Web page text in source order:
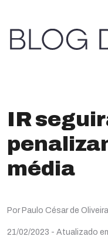
IR
média
Por Paulo César de Oliveira
21/02/2023 - Atualizado